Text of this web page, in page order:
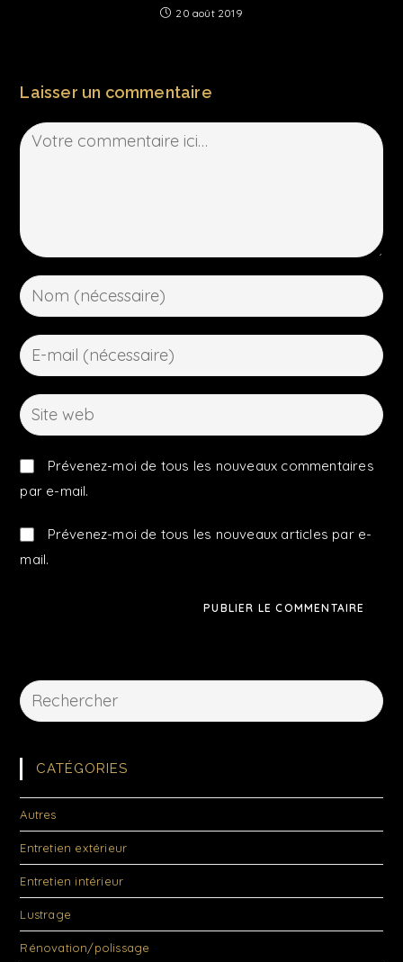
20 août 2019
Laisser un commentaire
Prévenez-moi de tous les nouveaux commentaires
par e-mail.
Prévenez-moi de tous les nouveaux articles par e-
mail.
CATÉGORIES
Autres
Entretien extérieur
Entretien intérieur
Lustrage
Rénovation/polissage